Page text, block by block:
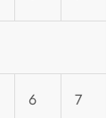
6 7